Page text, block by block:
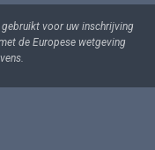
voor uw inschrijving
de Europese wetgeving